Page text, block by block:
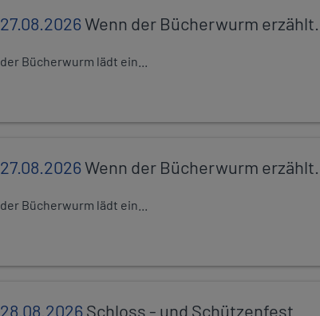
27.08.2026Wenn der Bücherwurm erzählt...
der Bücherwurm lädt ein...
27.08.2026Wenn der Bücherwurm erzählt...
der Bücherwurm lädt ein...
28.08.2026Schloss - und Schützenfest